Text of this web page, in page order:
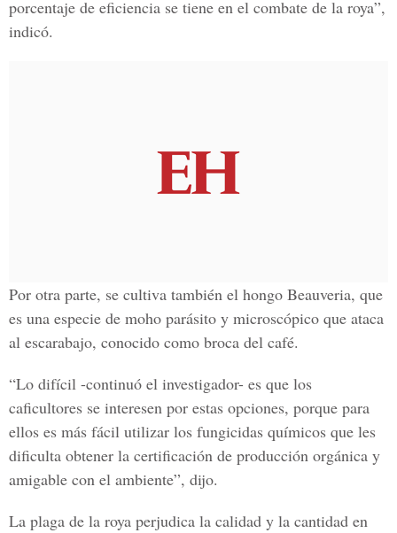
porcentaje de eficiencia se tiene en el combate de la roya”,
indicó.
Por otra parte, se cultiva también el hongo Beauveria, que
es una especie de moho parásito y microscópico que ataca
al escarabajo, conocido como broca del café.
“Lo difícil -continuó el investigador- es que los
caficultores se interesen por estas opciones, porque para
ellos es más fácil utilizar los fungicidas químicos que les
dificulta obtener la certificación de producción orgánica y
amigable con el ambiente”, dijo.
La plaga de la roya perjudica la calidad y la cantidad en